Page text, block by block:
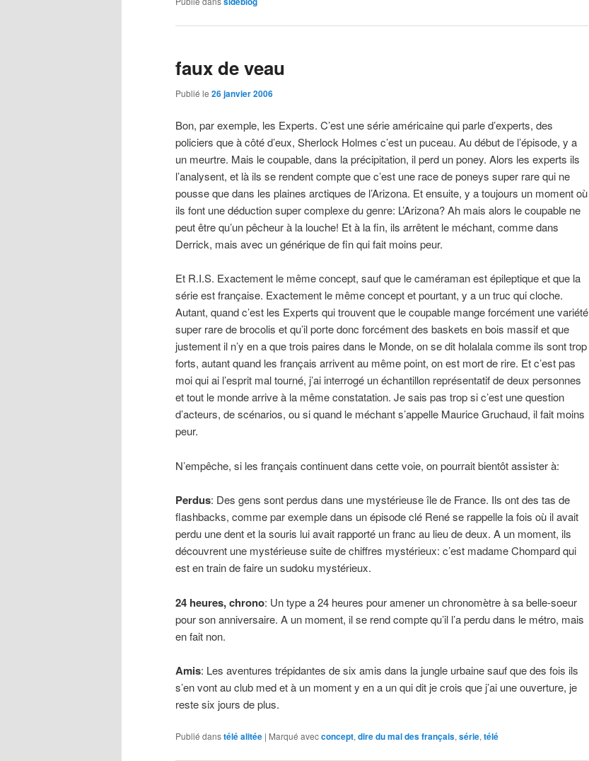
faux de veau
Publié le 26 janvier 2006
Bon, par exemple, les Experts. C’est une série américaine qui parle d’experts, des
policiers que à côté d’eux, Sherlock Holmes c’est un puceau. Au début de l’épisode, y a
un meurtre. Mais le coupable, dans la précipitation, il perd un poney. Alors les experts ils
l’analysent, et là ils se rendent compte que c’est une race de poneys super rare qui ne
pousse que dans les plaines arctiques de l’Arizona. Et ensuite, y a toujours un moment où
ils font une déduction super complexe du genre: L’Arizona? Ah mais alors le coupable ne
peut être qu’un pêcheur à la louche! Et à la fin, ils arrêtent le méchant, comme dans
Derrick, mais avec un générique de fin qui fait moins peur.
Et R.I.S. Exactement le même concept, sauf que le caméraman est épileptique et que la
série est française. Exactement le même concept et pourtant, y a un truc qui cloche.
Autant, quand c’est les Experts qui trouvent que le coupable mange forcément une variété
super rare de brocolis et qu’il porte donc forcément des baskets en bois massif et que
justement il n’y en a que trois paires dans le Monde, on se dit holalala comme ils sont trop
forts, autant quand les français arrivent au même point, on est mort de rire. Et c’est pas
moi qui ai l’esprit mal tourné, j’ai interrogé un échantillon représentatif de deux personnes
et tout le monde arrive à la même constatation. Je sais pas trop si c’est une question
d’acteurs, de scénarios, ou si quand le méchant s’appelle Maurice Gruchaud, il fait moins
peur.
N’empêche, si les français continuent dans cette voie, on pourrait bientôt assister à:
Perdus: Des gens sont perdus dans une mystérieuse île de France. Ils ont des tas de
flashbacks, comme par exemple dans un épisode clé René se rappelle la fois où il avait
perdu une dent et la souris lui avait rapporté un franc au lieu de deux. A un moment, ils
découvrent une mystérieuse suite de chiffres mystérieux: c’est madame Chompard qui
est en train de faire un sudoku mystérieux.
24 heures, chrono: Un type a 24 heures pour amener un chronomètre à sa belle-soeur
pour son anniversaire. A un moment, il se rend compte qu’il l’a perdu dans le métro, mais
en fait non.
Amis: Les aventures trépidantes de six amis dans la jungle urbaine sauf que des fois ils
s’en vont au club med et à un moment y en a un qui dit je crois que j’ai une ouverture, je
reste six jours de plus.
Publié danstélé alitée | Marqué avecconcept, dire du mal des français, série, télé